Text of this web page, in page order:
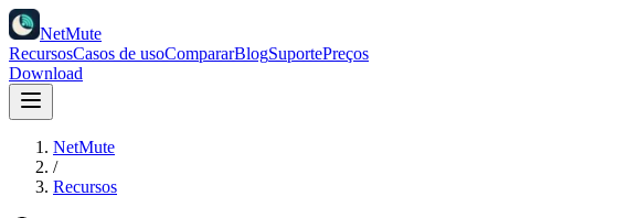
NetMute
RecursosCasos de usoCompararBlogSuportePreços
Download
NetMute
/
Recursos